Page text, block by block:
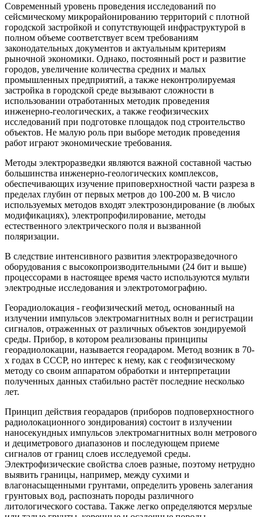
Современный уровень проведения исследований по
сейсмическому микрорайонированию территорий с плотной
городской застройкой и сопутствующей инфраструктурой в
полном объеме соответствует всем требованиям
законодательных документов и актуальным критериям
рыночной экономики. Однако, постоянный рост и развитие
городов, увеличение количества средних и малых
промышленных предприятий, а также неконтролируемая
застройка в городской среде вызывают сложности в
использовании отработанных методик проведения
инженерно-геологических, а также геофизических
исследований при подготовке площадок под строительство
объектов. Не малую роль при выборе методик проведения
работ играют экономические требования.
Методы электроразведки являются важной составной частью
большинства инженерно-геологических комплексов,
обеспечивающих изучение приповерхностной части разреза в
пределах глубин от первых метров до 100-200 м. В число
используемых методов входят электрозондирование (в любых
модификациях), электропрофилирование, методы
естественного электрического поля и вызванной
поляризации.
В следствие интенсивного развития электроразведочного
оборудования с высокопроизводительными (24 бит и выше)
процессорами в настоящее время часто используются мульти
электродные исследования и электротомографию.
Георадиолокация - геофизический метод, основанный на
излучении импульсов электромагнитных волн и регистрации
сигналов, отраженных от различных объектов зондируемой
среды. Прибор, в котором реализованы принципы
георадиолокации, называется георадаром. Метод возник в 70-
х годах в СССР, но интерес к нему, как с геофизическому
методу со своим аппаратом обработки и интерпретации
полученных данных стабильно растёт последние несколько
лет.
Принцип действия георадаров (приборов подповерхностного
радиолокационного зондирования) состоит в излучении
наносекундных импульсов электромагнитных волн метрового
и дециметрового диапазонов и последующем приеме
сигналов от границ слоев исследуемой среды.
Электрофизические свойства слоев разные, поэтому нетрудно
выявить границы, например, между сухими и
влагонасыщенными грунтами, определить уровень залегания
грунтовых вод, распознать породы различного
литологического состава. Также легко определяются мерзлые